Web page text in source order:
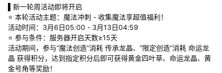
▌新一轮周活动即将开启
⭐ 本轮活动主题：魔法冲刺 - 收集魔法享超值福利！
活动时间：3月6日05:00 - 3月13日04:59
⭐ 参与条件：服务器开启天数≥15天
活动期间，参与“魔法创造”消耗 传承龙晶、“限定创造”消耗 命运龙
晶 获得积分，达到指定积分后即可获得黄金四叶草、命运龙晶、黄
金号角等奖励！